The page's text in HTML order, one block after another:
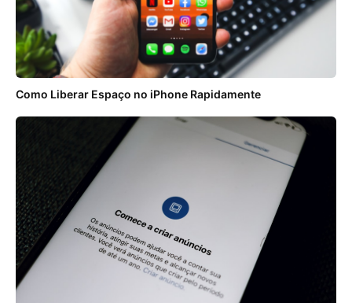
Como Liberar Espaço no iPhone Rapidamente